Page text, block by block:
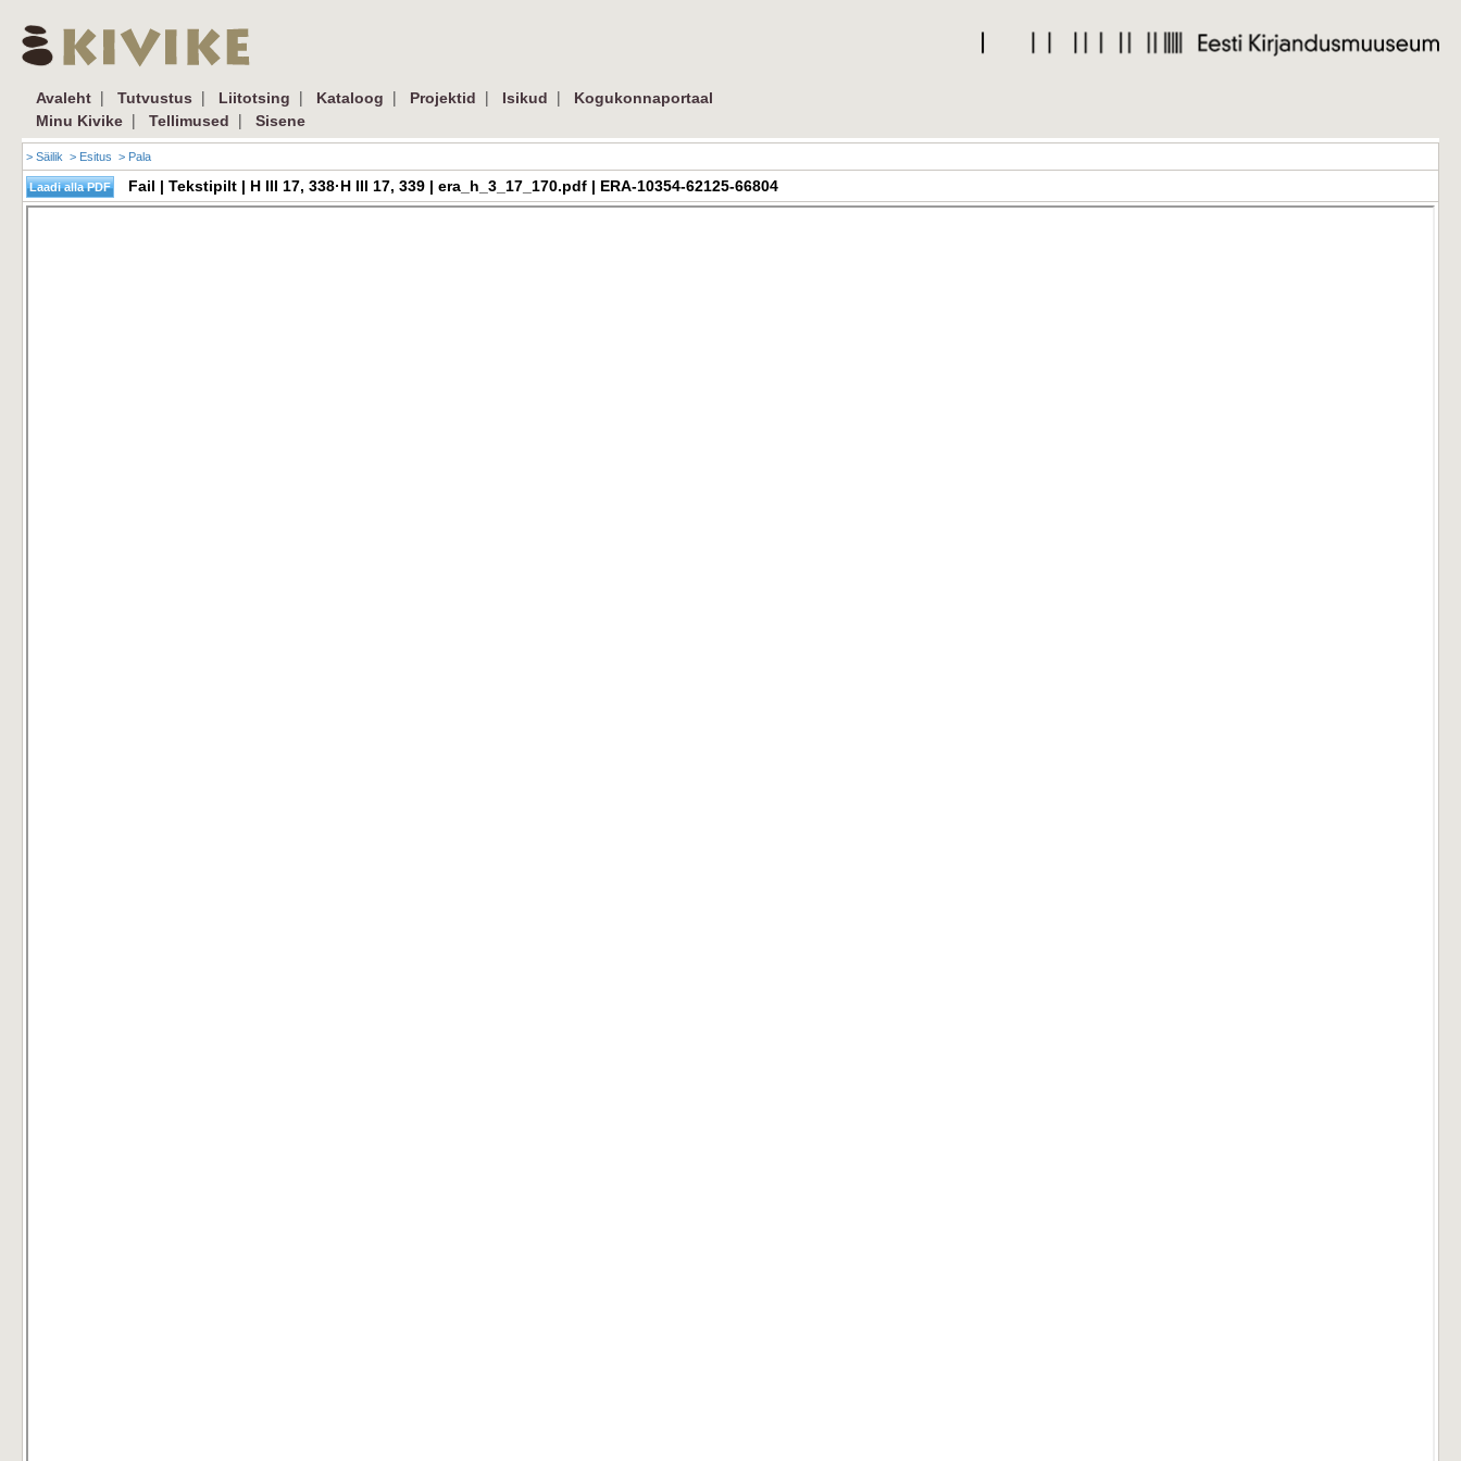
Avaleht | Tutvustus | Liitotsing | Kataloog | Projektid | Isikud |
Kogukonnaportaal
Minu Kivike | Tellimused | Sisene
> Säilik > Esitus > Pala
Fail | Tekstipilt | H III 17, 338·H III 17, 339 | era_h_3_17_170.pdf | ERA-10354-62125-66804